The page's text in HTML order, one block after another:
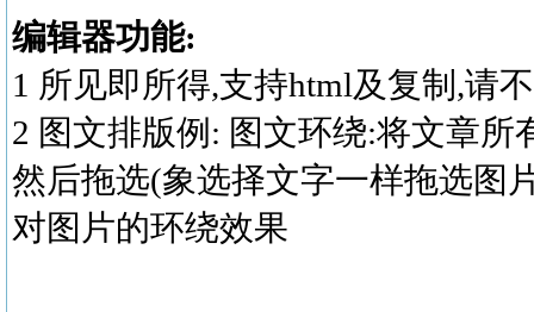
编辑器功能:
1 所见即所得,支持html及复制,请
2 图文排版例: 图文环绕:将文章
然后拖选(象选择文字一样拖选图
对图片的环绕效果